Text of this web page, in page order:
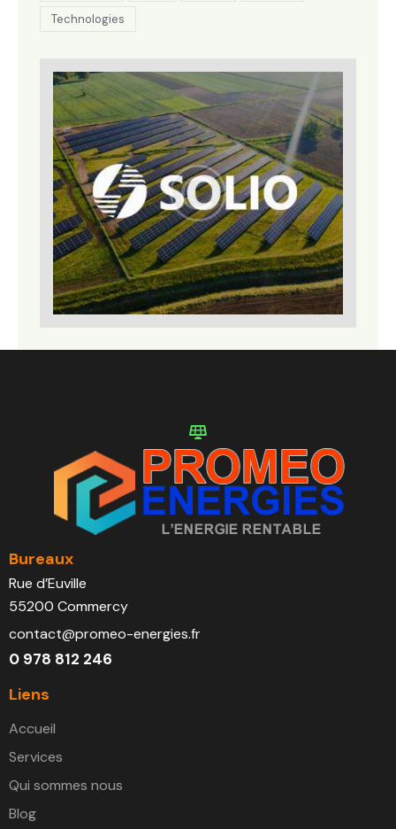
Technologies
Bureaux
Rue d’Euville
55200 Commercy
contact@promeo-energies.fr
0 978 812 246
Liens
Accueil
Services
Qui sommes nous
Blog